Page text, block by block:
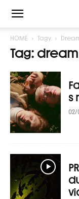
HOME Tagy
Tag:
s
02/